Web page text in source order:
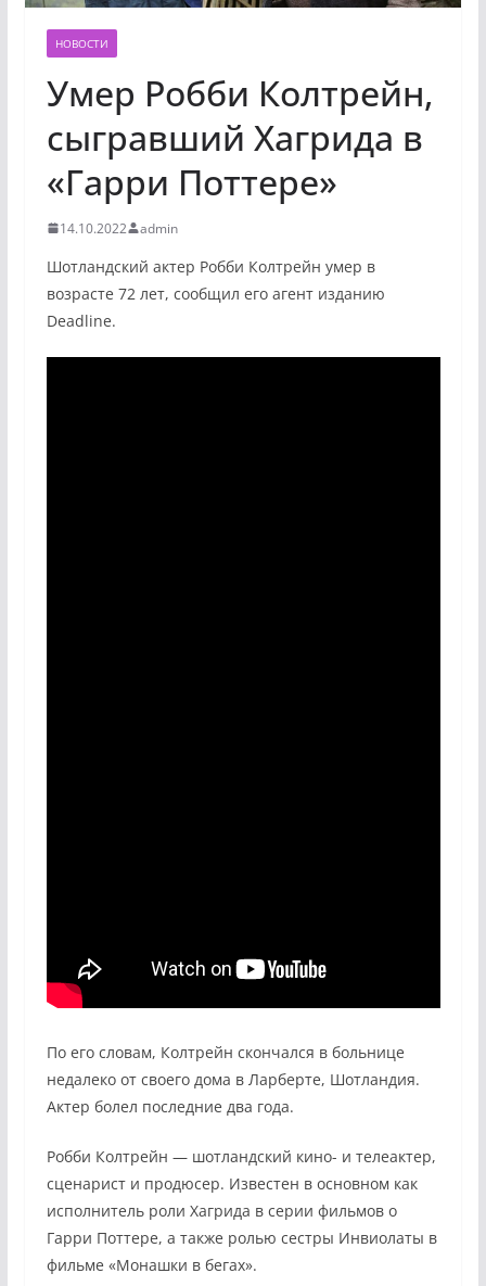
НОВОСТИ
Умер Робби Колтрейн,
сыгравший Хагрида в
«Гарри Поттере»
14.10.2022 admin
Шотландский актер Робби Колтрейн умер в
возрасте 72 лет, сообщил его агент изданию
Deadline.
По его словам, Колтрейн скончался в больнице
недалеко от своего дома в Ларберте, Шотландия.
Актер болел последние два года.
Робби Колтрейн — шотландский кино- и телеактер,
сценарист и продюсер. Известен в основном как
исполнитель роли Хагрида в серии фильмов о
Гарри Поттере, а также ролью сестры Инвиолаты в
фильме «Монашки в бегах».